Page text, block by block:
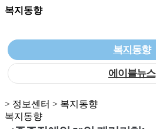
복지동향
복지동향
에이블뉴스
> 정보센터 > 복지동향
복지동향